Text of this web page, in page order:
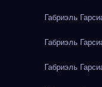
Габриэль
Габриэль
Габриэль